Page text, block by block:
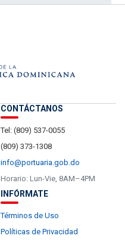
CONTÁCTANOS
Tel: (809) 537-0055
(809) 373-1308
info@portuaria.gob.do
Horario: Lun-Vie, 8AM–4PM
INFÓRMATE
Términos de Uso
Políticas de Privacidad